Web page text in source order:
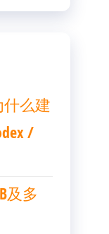
什么建
/
及多